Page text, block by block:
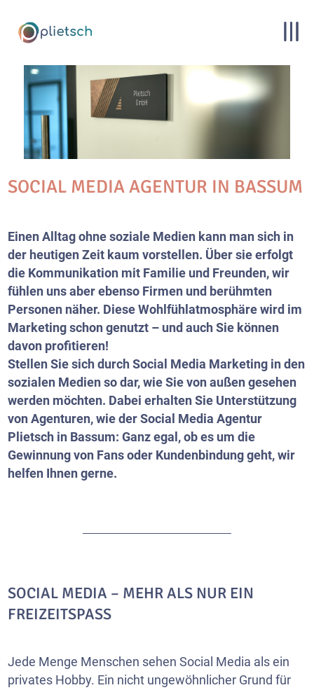
SOCIAL MEDIA AGENTUR IN BASSUM
Einen Alltag ohne soziale Medien kann man sich in
der heutigen Zeit kaum vorstellen. Über sie erfolgt
die Kommunikation mit Familie und Freunden, wir
fühlen uns aber ebenso Firmen und berühmten
Personen näher. Diese Wohlfühlatmosphäre wird im
Marketing schon genutzt – und auch Sie können
davon profitieren!
Stellen Sie sich durch Social Media Marketing in den
sozialen Medien so dar, wie Sie von außen gesehen
werden möchten. Dabei erhalten Sie Unterstützung
von Agenturen, wie der Social Media Agentur
Plietsch in Bassum: Ganz egal, ob es um die
Gewinnung von Fans oder Kundenbindung geht, wir
helfen Ihnen gerne.
SOCIAL MEDIA – MEHR ALS NUR EIN
FREIZEITSPASS
Jede Menge Menschen sehen Social Media als ein
privates Hobby. Ein nicht ungewöhnlicher Grund für